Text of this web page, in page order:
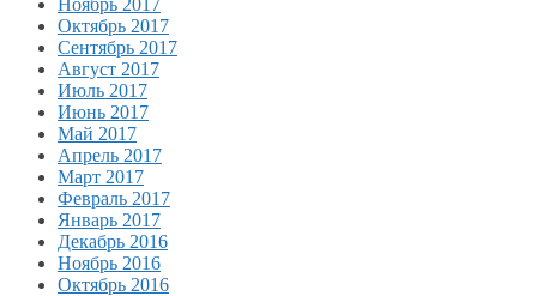
Ноябрь 2017
Октябрь 2017
Сентябрь 2017
Август 2017
Июль 2017
Июнь 2017
Май 2017
Апрель 2017
Март 2017
Февраль 2017
Январь 2017
Декабрь 2016
Ноябрь 2016
Октябрь 2016